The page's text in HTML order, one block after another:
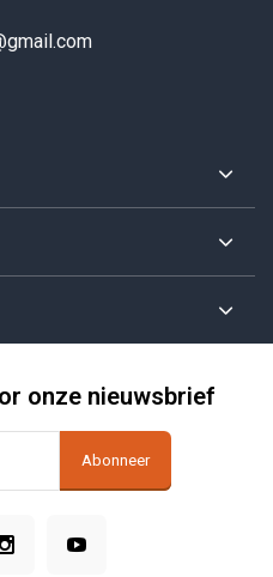
onze nieuwsbrief
Abonneer